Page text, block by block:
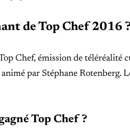
de Top Chef 2016
Chef, émission de
par Stéphane Rotenberg.
Top Chef ?